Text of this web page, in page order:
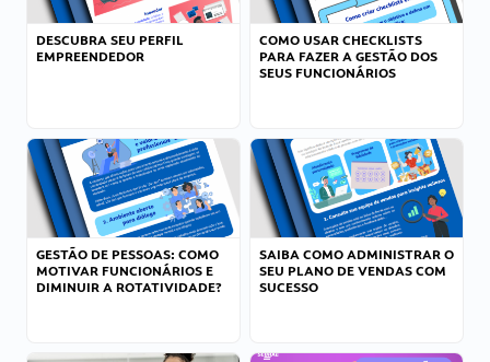
DESCUBRA SEU PERFIL
EMPREENDEDOR
COMO USAR CHECKLISTS
PARA FAZER A GESTÃO DOS
SEUS FUNCIONÁRIOS
GESTÃO DE PESSOAS: COMO
MOTIVAR FUNCIONÁRIOS E
DIMINUIR A ROTATIVIDADE?
SAIBA COMO ADMINISTRAR O
SEU PLANO DE VENDAS COM
SUCESSO